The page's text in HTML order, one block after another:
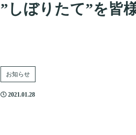
”しぼりたて”を皆
お知らせ
2021.01.28